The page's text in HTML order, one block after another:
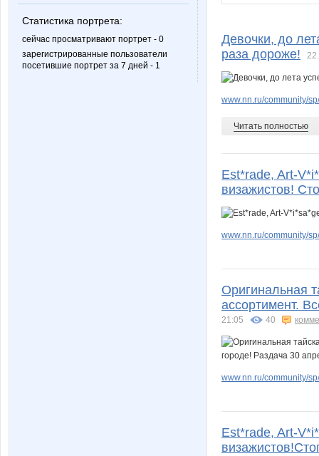
Статистика портрета:
сейчас просматривают портрет - 0
зарегистрированные пользователи
посетившие портрет за 7 дней - 1
Девочки, до
раза дороже!
www.nn.ru/community/
Читать полностью
Est*rade, Art-
визажистов!
www.nn.ru/community/
Оригинальная
ассортимент.
21:05 40
www.nn.ru/community/
Est*rade, Art-